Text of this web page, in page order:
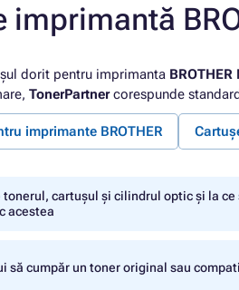
imprimantă
dorit pentru imprimanta BROTHER
TonerPartnercorespunde
imprimante BROTHER
tonerul, cartușul și cilindrul optic și la ce
acestea
să cumpăr un toner original sau